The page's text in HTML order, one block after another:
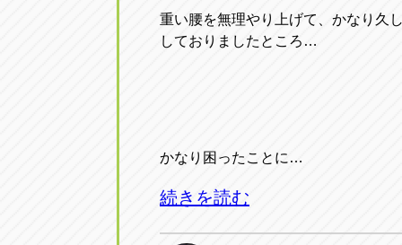
重い腰を無理やり上げて、かなり久
しておりましたところ…
かなり困ったことに…
続きを読む